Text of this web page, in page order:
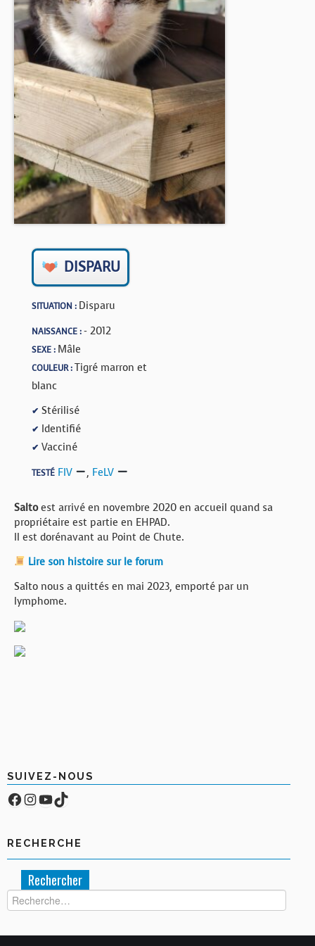
BOUTIQUE
FORUM
DISPARU
SITUATION : Disparu
NAISSANCE :- 2012
SEXE : Mâle
COULEUR :Tigré marron et
blanc
✔ Stérilisé
✔ Identifié
✔ Vacciné
TESTÉ FIV , FeLV
Saltoest arrivé en novembre 2020 en accueil quand sa
propriétaire est partie en EHPAD.
Il est dorénavant au Point de Chute.
Lire son histoire sur le forum
Salto nous a quittés en mai 2023, emporté par un
lymphome.
SUIVEZ-NOUS
Facebook
Compte Instagram
YouTube
TikTok
RECHERCHE
Rechercher :